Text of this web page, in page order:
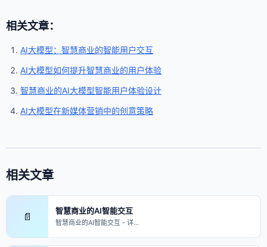
相关文章：
AI大模型：智慧商业的智能用户交互
AI大模型如何提升智慧商业的用户体验
智慧商业的AI大模型智能用户体验设计
AI大模型在新媒体营销中的创意策略
相关文章
📄 智慧商业的AI智能交互
智慧商业的AI智能交互 - 详…